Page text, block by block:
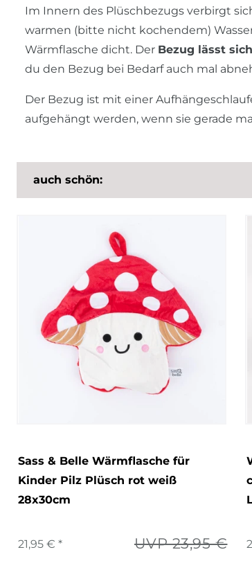
Im Innern des Plüschbezugs verbirgt
warmen (bitte nicht kochendem)
Wärmflasche dicht. Der Bezug lässt
du den Bezug bei Bedarf auch mal
Der Bezug ist mit einer
aufgehängt werden, wenn sie gerade
auch schön:
Sass & Belle Wärmflasche für
Kinder Pilz Plüsch rot weiß
28x30cm
UVP 23,95 €
21,95 € *